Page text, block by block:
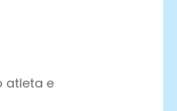
atleta e